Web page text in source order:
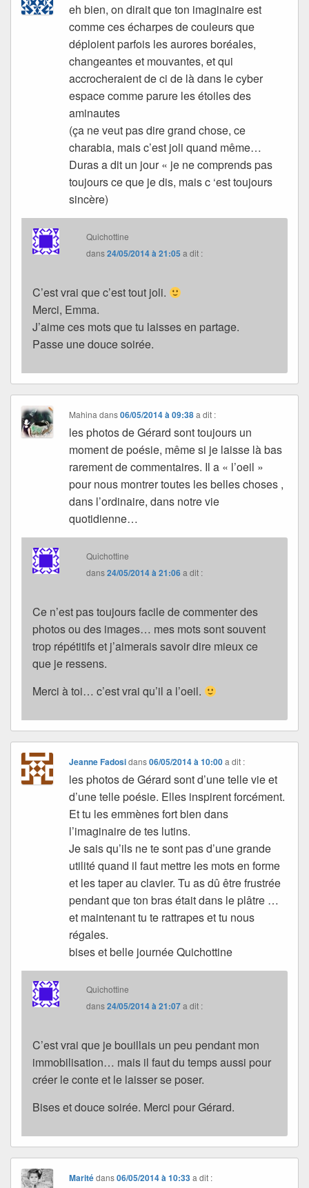
eh bien, on dirait que ton imaginaire est
comme ces écharpes de couleurs que
déploient parfois les aurores boréales,
changeantes et mouvantes, et qui
accrocheraient de ci de là dans le cyber
espace comme parure les étoiles des
aminautes
(ça ne veut pas dire grand chose, ce
charabia, mais c’est joli quand même…
Duras a dit un jour « je ne comprends pas
toujours ce que je dis, mais c ‘est toujours
sincère)
Quichottine
dans24/05/2014 à 21:05 a dit :
C’est vrai que c’est tout joli.
Merci, Emma.
J’aime ces mots que tu laisses en partage.
Passe une douce soirée.
Mahina dans06/05/2014 à 09:38 a dit :
les photos de Gérard sont toujours un
moment de poésie, même si je laisse là bas
rarement de commentaires. Il a « l’oeil »
pour nous montrer toutes les belles choses ,
dans l’ordinaire, dans notre vie
quotidienne…
Quichottine
dans24/05/2014 à 21:06a dit :
Ce n’est pas toujours facile de commenter des
photos ou des images… mes mots sont souvent
trop répétitifs et j’aimerais savoir dire mieux ce
que je ressens.
Merci à toi… c’est vrai qu’il a l’oeil.
Jeanne Fadosidans06/05/2014 à 10:00 a dit :
les photos de Gérard sont d’une telle vie et
d’une telle poésie. Elles inspirent forcément.
Et tu les emmènes fort bien dans
l’imaginaire de tes lutins.
Je sais qu’ils ne te sont pas d’une grande
utilité quand il faut mettre les mots en forme
et les taper au clavier. Tu as dû être frustrée
pendant que ton bras était dans le plâtre …
et maintenant tu te rattrapes et tu nous
régales.
bises et belle journée Quichottine
Quichottine
dans24/05/2014 à 21:07a dit :
C’est vrai que je bouillais un peu pendant mon
immobilisation… mais il faut du temps aussi pour
créer le conte et le laisser se poser.
Bises et douce soirée. Merci pour Gérard.
Maritédans06/05/2014 à 10:33 a dit :